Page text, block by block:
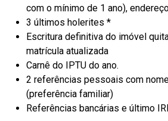
com o mínimo de 1 ano),
3 últimos holerites *
Escritura definitiva do imóvel
matrícula atualizada
Carnê do IPTU do ano.
2 referências pessoais com
(preferência familiar)
Referências bancárias e último